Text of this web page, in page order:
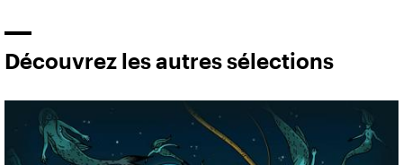
Découvrez les autres sélections